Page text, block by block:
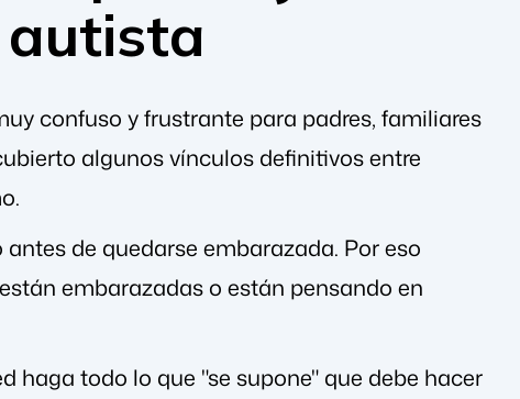
autista
confuso y frustrante para padres, familiares
algunos vínculos definitivos entre
de quedarse embarazada. Por eso
embarazadas o están pensando en
haga todo lo que "se supone" que debe hacer